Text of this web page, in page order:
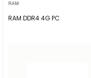
RAM
RAM DDR4 4G PC